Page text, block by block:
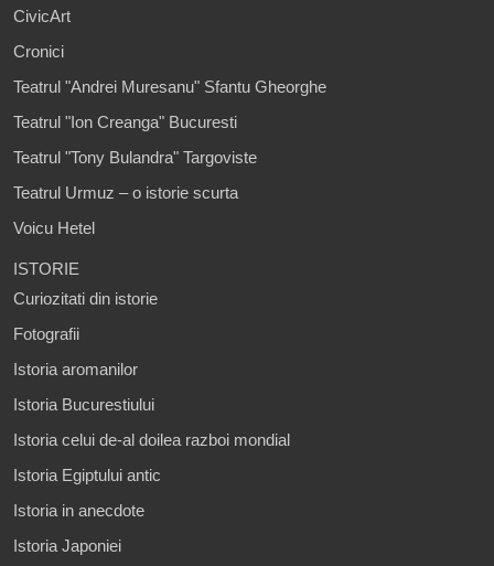
CivicArt
Cronici
Teatrul "Andrei Muresanu" Sfantu Gheorghe
Teatrul "Ion Creanga" Bucuresti
Teatrul "Tony Bulandra" Targoviste
Teatrul Urmuz – o istorie scurta
Voicu Hetel
ISTORIE
Curiozitati din istorie
Fotografii
Istoria aromanilor
Istoria Bucurestiului
Istoria celui de-al doilea razboi mondial
Istoria Egiptului antic
Istoria in anecdote
Istoria Japoniei